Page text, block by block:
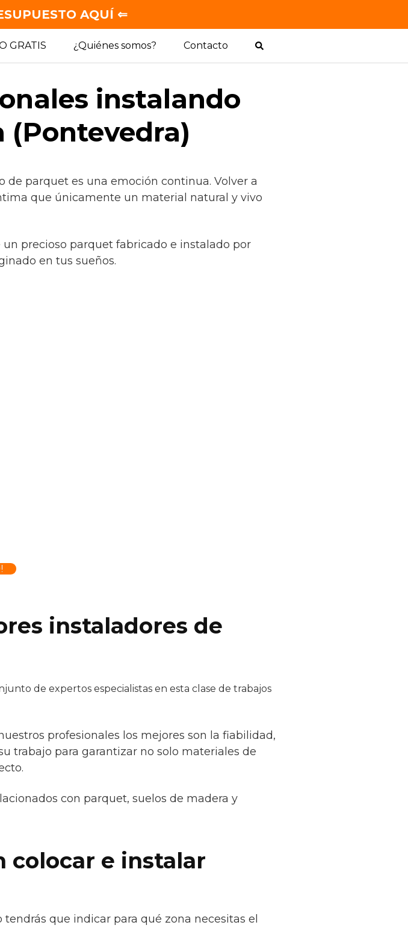
GRATIS ¿Quiénes somos? Contacto
instalando
(Pontevedra)
parquet es una emoción continua. Volver a
que únicamente un material natural y vivo
precioso parquet fabricado e instalado por
en tus sueños.
instaladores de
de expertos especialistas en esta clase de trabajos
profesionales los mejores son la fiabilidad,
trabajo para garantizar no solo materiales de
con parquet, suelos de madera y
colocar e instalar
que indicar para qué zona necesitas el
AQUÍ ⇐